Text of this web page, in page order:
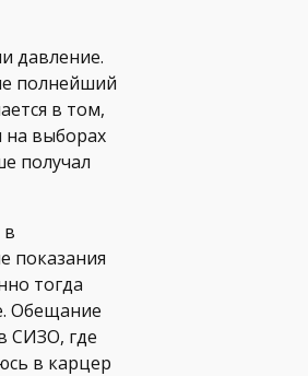
давление.
полнейший
в том,
на выборах
получал
показания
тогда
Обещание
СИЗО, где
в карцер